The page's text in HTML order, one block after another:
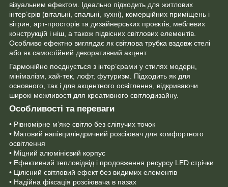
візуальним ефектом. Ідеально підходить для житлових
інтер’єрів (вітальні, спальні, кухні), комерційних приміщень і
вітрин, арт-просторів та дизайнерських проєктів, меблевих
конструкцій і ніш, а також підвісних світлових елементів.
Особливо ефектно виглядає як світлова трубка вздовж стелі
або як самостійний декоративний акцент.
Гармонійно поєднується з інтер’єрами у стилях модерн,
мінімалізм, хай-тек, лофт, футуризм. Підходить як для
основного, так і для акцентного освітлення, відкриваючи
широкі можливості для креативного світлодизайну.
Особливості та переваги
• Рівномірне м’яке світло без сліпучих точок
• Матовий напівциліндричний розсіювач для комфортного
освітлення
• Міцний алюмінієвий корпус
• Ефективний тепловідвід і продовження ресурсу LED стрічки
• Цілісний світловий ефект без видимих елементів
• Надійна фіксація розсіювача в пазах